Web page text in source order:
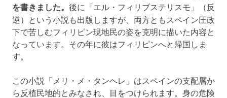
を書きました。 後に「エル・フィリブステリスモ」（反
逆）という小説も出版しますが、両方ともスペイン圧政
下で苦しむフィリピン現地民の姿を克明に描いた内容と
なっています。その年に彼はフィリピンへと帰国しま
す。
この小説「メリ・メ・タンヘレ」はスペインの支配層か
ら反植民地的とみなされ、目をつけられます。身の危険